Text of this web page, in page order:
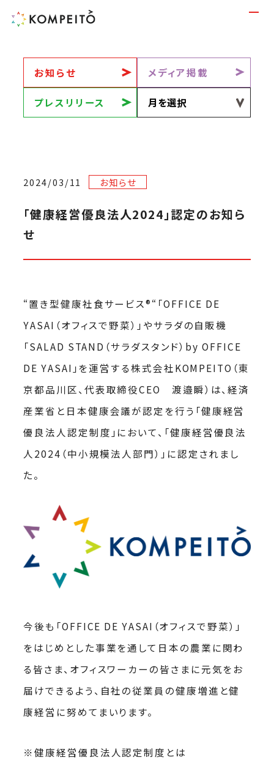
お知らせ メディア掲載
プレスリリース
2024/03/11 お知らせ
「健康経営優良法人2024」認定のお知ら
せ
“置き型健康社食サービス®︎“「OFFICE DE
YASAI（オフィスで野菜）」やサラダの自販機
「SALAD STAND（サラダスタンド）by OFFICE
DE YASAI」を運営する株式会社KOMPEITO（東
京都品川区、代表取締役CEO 渡邉瞬）は、経済
産業省と日本健康会議が認定を行う「健康経営
優良法人認定制度」において、「健康経営優良法
人2024（中小規模法人部門）」に認定されまし
た。
今後も「OFFICE DE YASAI（オフィスで野菜）」
をはじめとした事業を通して日本の農業に関わ
る皆さま、オフィスワーカーの皆さまに元気をお
届けできるよう、自社の従業員の健康増進と健
康経営に努めてまいります。
※健康経営優良法人認定制度とは